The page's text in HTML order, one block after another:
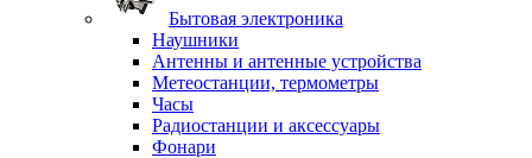
Бытовая электроника
Наушники
Антенны и антенные устройства
Метеостанции, термометры
Часы
Радиостанции и аксессуары
Фонари